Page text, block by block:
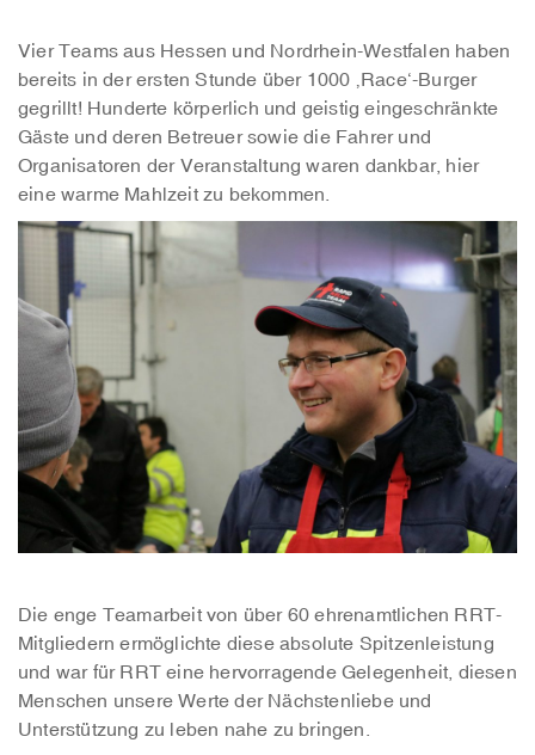
Vier Teams aus Hessen und Nordrhein-Westfalen haben
bereits in der ersten Stunde über 1000 ‚Race‘-Burger
gegrillt! Hunderte körperlich und geistig eingeschränkte
Gäste und deren Betreuer sowie die Fahrer und
Organisatoren der Veranstaltung waren dankbar, hier
eine warme Mahlzeit zu bekommen.
Die enge Teamarbeit von über 60 ehrenamtlichen RRT-
Mitgliedern ermöglichte diese absolute Spitzenleistung
und war für RRT eine hervorragende Gelegenheit, diesen
Menschen unsere Werte der Nächstenliebe und
Unterstützung zu leben nahe zu bringen.